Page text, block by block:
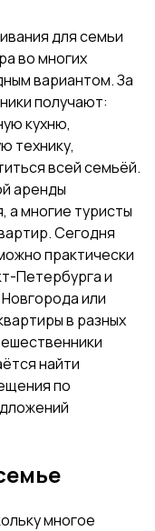
для семьи
во многих
вариантом. За
получают:
кухню,
технику,
всей семьёй.
аренды
а многие туристы
Сегодня
практически
Петербурга и
или
в разных
найти
по
многое